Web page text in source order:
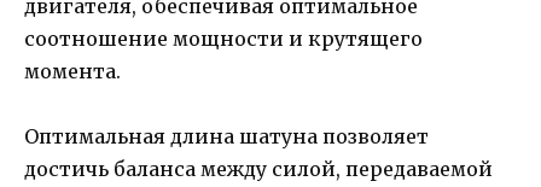
двигателя, обеспечивая оптимальное
соотношение мощности и крутящего
момента.
Оптимальная длина шатуна позволяет
достичь баланса между силой, передаваемой